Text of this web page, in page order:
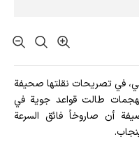
في تصريحات نقلتها صحيفة
طالت قواعد جوية في
أن صاروخاً فائق السرعة